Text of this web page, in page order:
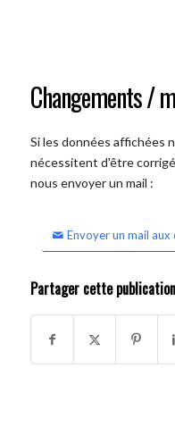
Changements /
Si les données affichées
nécessitent d'être
nous envoyer un mail :
Envoyer un mail
Partager cette publication